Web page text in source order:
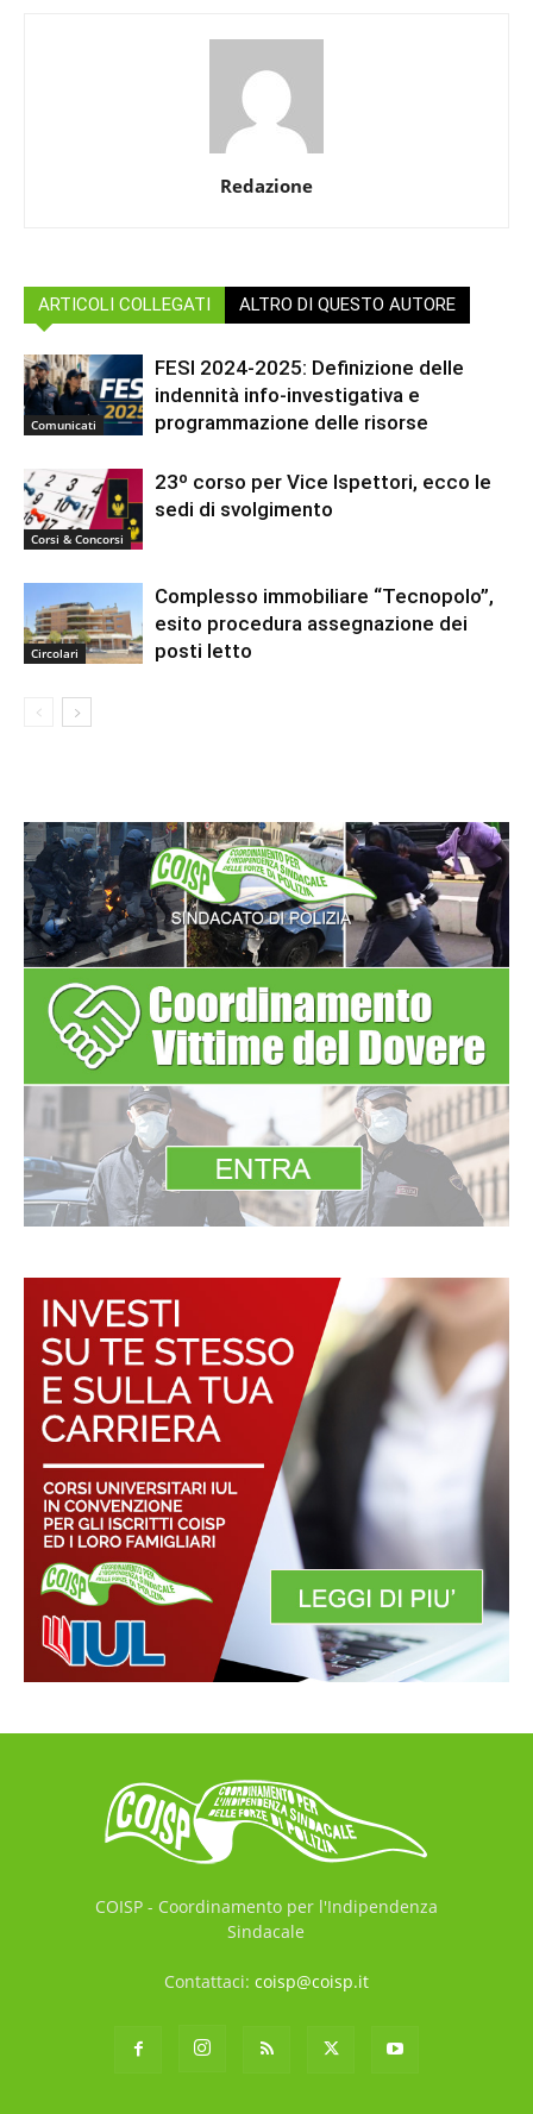
Redazione
ARTICOLI COLLEGATI ALTRO DI QUESTO AUTORE
Comunicati
FESI 2024-2025: Definizione delle
indennità info-investigativa e
programmazione delle risorse
Corsi & Concorsi
23º corso per Vice Ispettori, ecco le
sedi di svolgimento
Circolari
Complesso immobiliare “Tecnopolo”,
esito procedura assegnazione dei
posti letto
COISP - Coordinamento per l'Indipendenza
Sindacale
Contattaci: coisp@coisp.it